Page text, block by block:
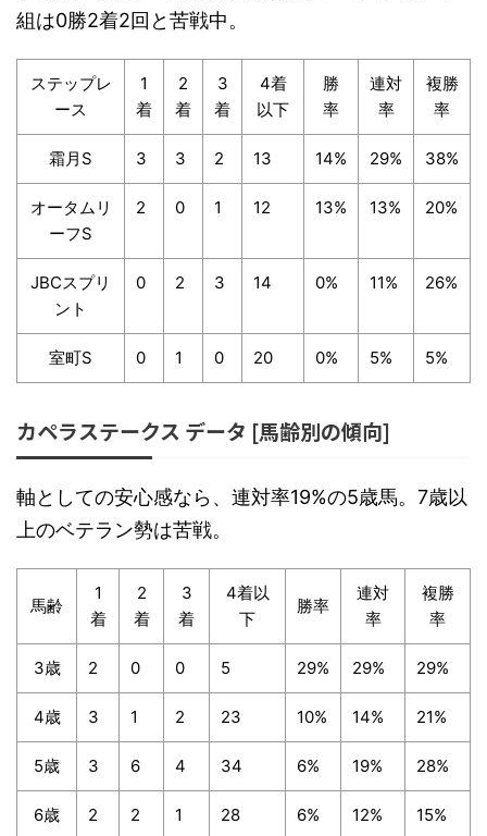
組は0勝2着2回と苦戦中。
ステップレ
ース
1
着
2
着
3
着
4着
以下
勝
率
連対
率
複勝
率
霜月S 3 3 2 13 14% 29% 38%
オータムリ
ーフS
2 0 1 12 13% 13% 20%
JBCスプリ
ント
0 2 3 14 0% 11% 26%
室町S 0 1 0 20 0% 5% 5%
カペラステークス データ [馬齢別の傾向]
軸としての安心感なら、連対率19%の5歳馬。7歳以
上のベテラン勢は苦戦。
馬齢
1
着
2
着
3
着
4着以
下
勝率
連対
率
複勝
率
3歳 2 0 0 5 29% 29% 29%
4歳 3 1 2 23 10% 14% 21%
5歳 3 6 4 34 6% 19% 28%
6歳 2 2 1 28 6% 12% 15%